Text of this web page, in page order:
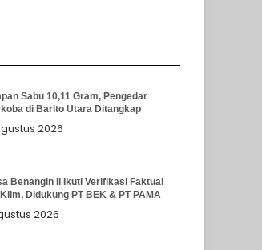
Sabu 10,11 Gram, Pengedar
di Barito Utara Ditangkap
2026
Benangin II Ikuti Verifikasi Faktual
Didukung PT BEK & PT PAMA
2026